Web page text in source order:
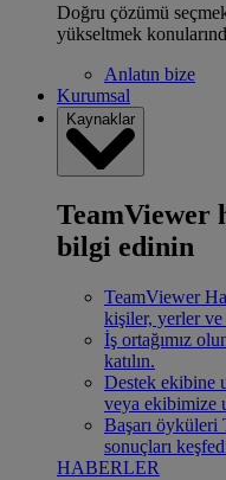
Doğru çözümü
yükseltmek
Anlatın bize
Kurumsal
Kaynaklar
TeamViewer
bilgi edinin
TeamViewer
kişiler, yerler ve
İş ortağımız
katılın.
Destek ekibine
veya ekibimize
Başarı öyküleri
sonuçları
HABERLER